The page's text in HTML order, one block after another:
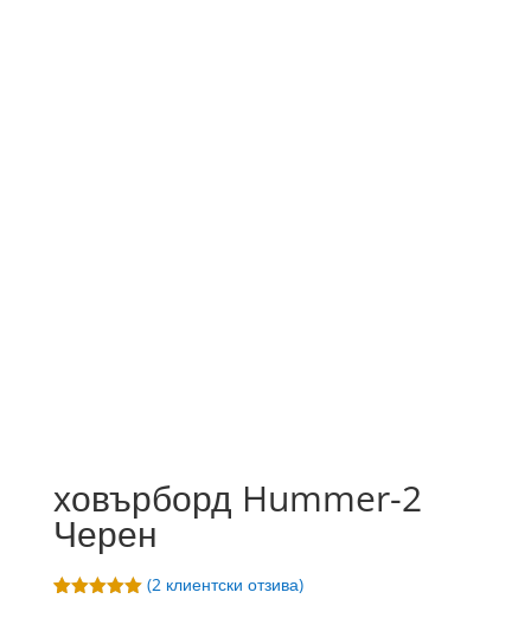
ховърборд Hummer-2
Черен
(2 клиентски отзива)